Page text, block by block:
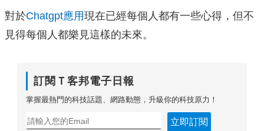
對於Chatgpt應用現在已經每個人都有一些心得，但不
見得每個人都樂見這樣的未來。
訂閱Ｔ客邦電子日報
掌握最熱門的科技話題、網路動態，升級你的科技原力！
立即訂閱